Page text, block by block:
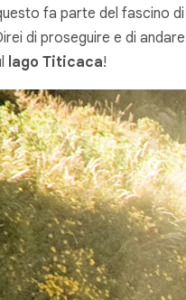
fa parte del fascino
di proseguire e di
lago Titicaca!